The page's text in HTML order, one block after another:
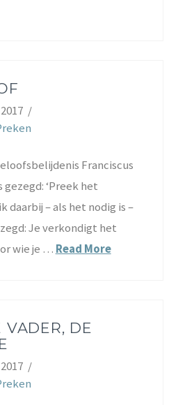
Franciscus
gezegd: ‘Preek het
daarbij – als het nodig is –
Je verkondigt het
wie je … Read More
VADER, DE